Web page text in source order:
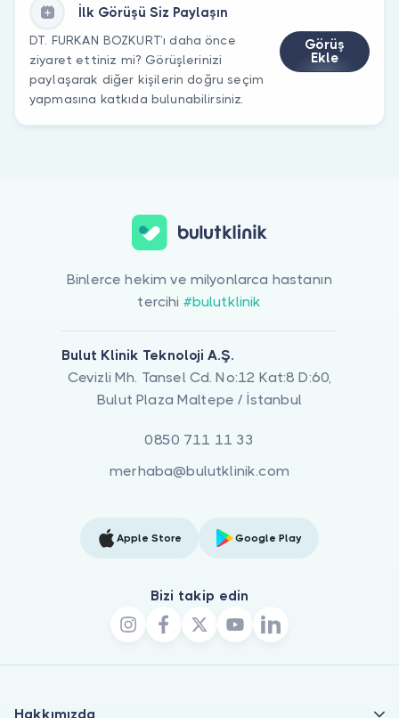
İlk Görüşü Siz Paylaşın
DT. FURKAN BOZKURT’ı daha önce
ziyaret ettiniz mi? Görüşlerinizi
paylaşarak diğer kişilerin doğru seçim
yapmasına katkıda bulunabilirsiniz.
Görüş
Ekle
Binlerce hekim ve milyonlarca hastanın
tercihi #bulutklinik
Bulut Klinik Teknoloji A.Ş.
Cevizli Mh. Tansel Cd. No:12 Kat:8 D:60,
Bulut Plaza Maltepe / İstanbul
0850 711 11 33
merhaba@bulutklinik.com
Apple Store Google Play
Bizi takip edin
Hakkımızda